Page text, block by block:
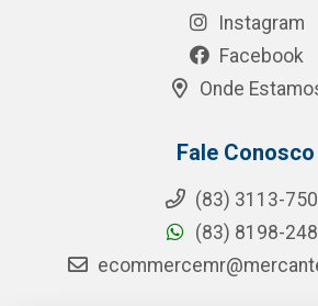
Instagram
Facebook
Onde
Fale Conosco
(83) 3113-
(83) 8198-